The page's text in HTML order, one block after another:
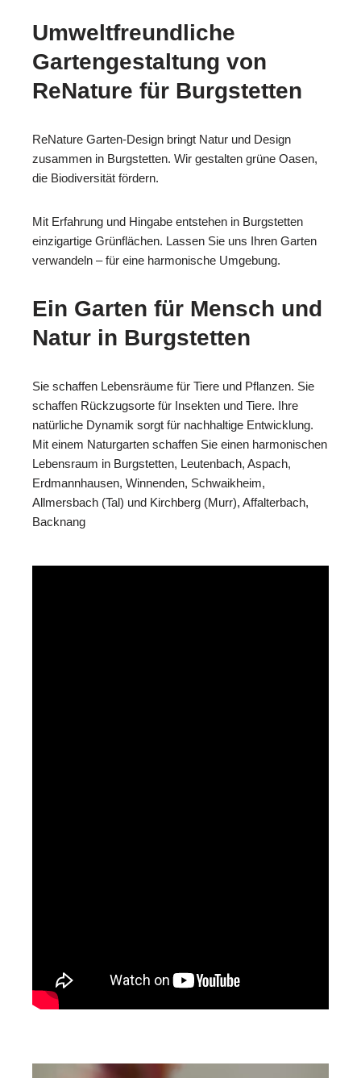
Umweltfreundliche
Gartengestaltung von
ReNature für Burgstetten
ReNature Garten-Design bringt Natur und Design
zusammen in Burgstetten. Wir gestalten grüne Oasen,
die Biodiversität fördern.
Mit Erfahrung und Hingabe entstehen in Burgstetten
einzigartige Grünflächen. Lassen Sie uns Ihren Garten
verwandeln – für eine harmonische Umgebung.
Ein Garten für Mensch und
Natur in Burgstetten
Sie schaffen Lebensräume für Tiere und Pflanzen. Sie
schaffen Rückzugsorte für Insekten und Tiere. Ihre
natürliche Dynamik sorgt für nachhaltige Entwicklung.
Mit einem Naturgarten schaffen Sie einen harmonischen
Lebensraum in Burgstetten, Leutenbach, Aspach,
Erdmannhausen, Winnenden, Schwaikheim,
Allmersbach (Tal) und Kirchberg (Murr), Affalterbach,
Backnang